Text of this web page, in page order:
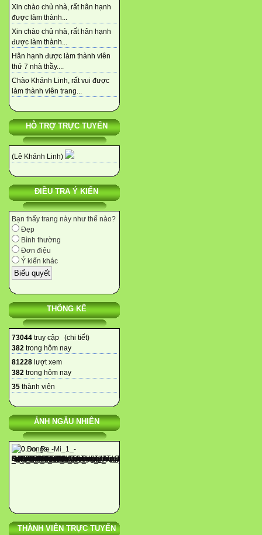
Xin chào chủ nhà, rất hân hạnh
được làm thành...
Xin chào chủ nhà, rất hân hạnh
được làm thành...
Hân hạnh được làm thành viên
thứ 7 nhà thầy....
Chào Khánh Linh, rất vui được
làm thành viên trang...
HỖ TRỢ TRỰC TUYẾN
(Lê Khánh Linh)
ĐIỀU TRA Ý KIẾN
Bạn thấy trang này như thế nào?
Đẹp
Bình thường
Đơn điệu
Ý kiến khác
THỐNG KÊ
73044 truy cập (chi tiết)
382 trong hôm nay
81228 lượt xem
382 trong hôm nay
35 thành viên
ẢNH NGẪU NHIÊN
THÀNH VIÊN TRỰC TUYẾN